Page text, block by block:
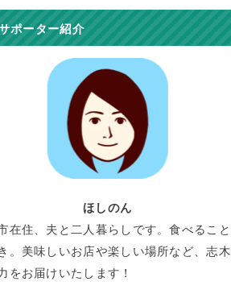
ポーター紹介
ほしのん
在住、夫と二人暮らしです。食べること
。美味しいお店や楽しい場所など、志木
をお届けいたします！